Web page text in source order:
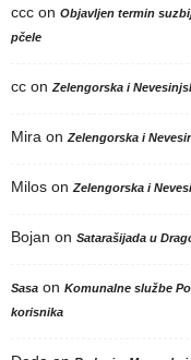
ccc on Objavljen termin
pčele
cc on Zelengorska i
Mira on Zelengorska i
Milos on Zelengorska i
Bojan on Satarašijada u
Sasa on Komunalne službe
korisnika